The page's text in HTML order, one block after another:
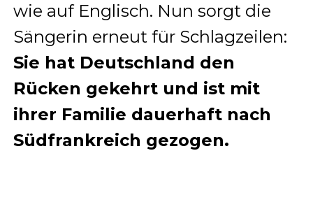
wie auf Englisch. Nun sorgt die
Sängerin erneut für Schlagzeilen:
Sie hat Deutschland den
Rücken gekehrt und ist mit
ihrer Familie dauerhaft nach
Südfrankreich gezogen.